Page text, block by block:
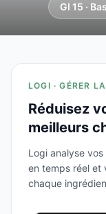
GI 15 · Bas
LOGI · GÉRER
Réduisez
meilleurs
Logi analyse
en temps réel et
chaque